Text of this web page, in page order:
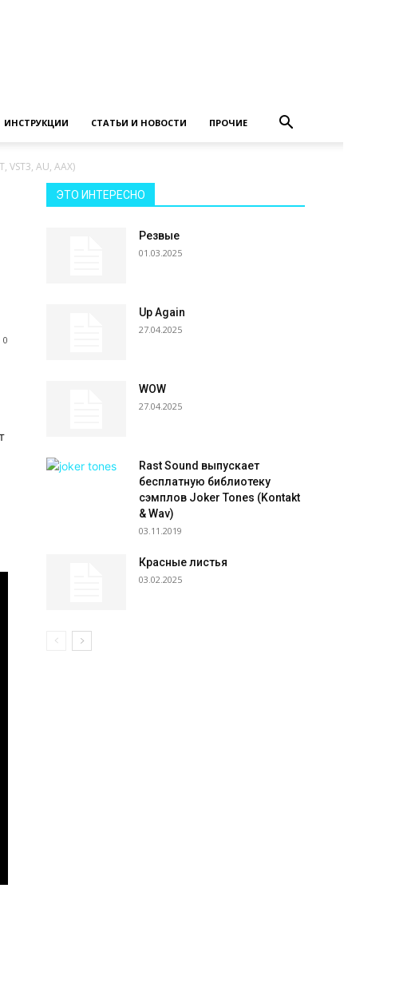
ИНСТРУКЦИИ СТАТЬИ И НОВОСТИ ПРОЧИЕ
VST3, AU, AAX)
0
ЭТО ИНТЕРЕСНО
Резвые
01.03.2025
Up Again
27.04.2025
WOW
27.04.2025
Rast Sound выпускает
бесплатную библиотеку
сэмплов Joker Tones (Kontakt
& Wav)
03.11.2019
Красные листья
03.02.2025